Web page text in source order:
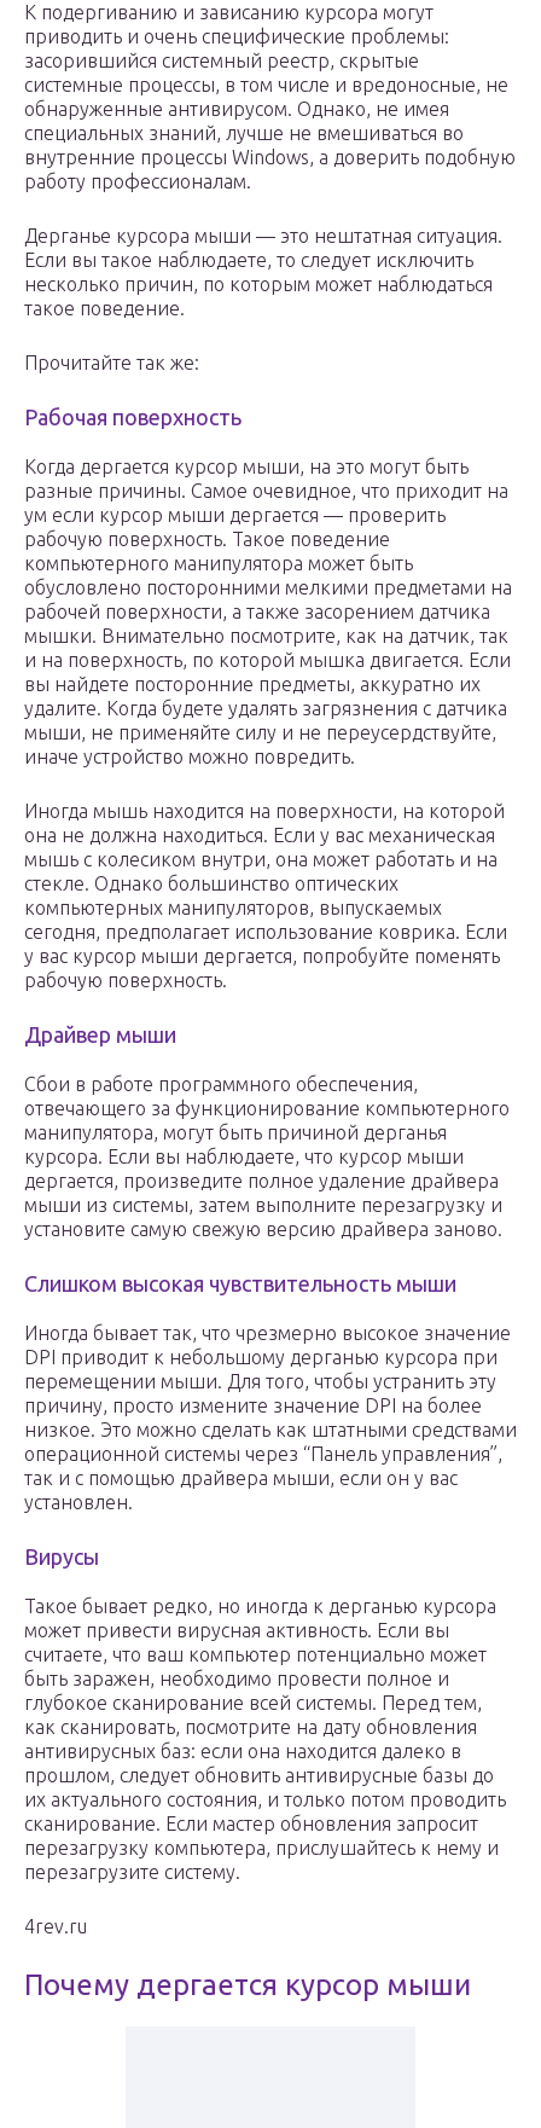
К подергиванию и зависанию курсора могут
приводить и очень специфические проблемы:
засорившийся системный реестр, скрытые
системные процессы, в том числе и вредоносные, не
обнаруженные антивирусом. Однако, не имея
специальных знаний, лучше не вмешиваться во
внутренние процессы Windows, а доверить подобную
работу профессионалам.
Дерганье курсора мыши — это нештатная ситуация.
Если вы такое наблюдаете, то следует исключить
несколько причин, по которым может наблюдаться
такое поведение.
Прочитайте так же:
Рабочая поверхность
Когда дергается курсор мыши, на это могут быть
разные причины. Самое очевидное, что приходит на
ум если курсор мыши дергается — проверить
рабочую поверхность. Такое поведение
компьютерного манипулятора может быть
обусловлено посторонними мелкими предметами на
рабочей поверхности, а также засорением датчика
мышки. Внимательно посмотрите, как на датчик, так
и на поверхность, по которой мышка двигается. Если
вы найдете посторонние предметы, аккуратно их
удалите. Когда будете удалять загрязнения с датчика
мыши, не применяйте силу и не переусердствуйте,
иначе устройство можно повредить.
Иногда мышь находится на поверхности, на которой
она не должна находиться. Если у вас механическая
мышь с колесиком внутри, она может работать и на
стекле. Однако большинство оптических
компьютерных манипуляторов, выпускаемых
сегодня, предполагает использование коврика. Если
у вас курсор мыши дергается, попробуйте поменять
рабочую поверхность.
Драйвер мыши
Сбои в работе программного обеспечения,
отвечающего за функционирование компьютерного
манипулятора, могут быть причиной дерганья
курсора. Если вы наблюдаете, что курсор мыши
дергается, произведите полное удаление драйвера
мыши из системы, затем выполните перезагрузку и
установите самую свежую версию драйвера заново.
Слишком высокая чувствительность мыши
Иногда бывает так, что чрезмерно высокое значение
DPI приводит к небольшому дерганью курсора при
перемещении мыши. Для того, чтобы устранить эту
причину, просто измените значение DPI на более
низкое. Это можно сделать как штатными средствами
операционной системы через “Панель управления”,
так и с помощью драйвера мыши, если он у вас
установлен.
Вирусы
Такое бывает редко, но иногда к дерганью курсора
может привести вирусная активность. Если вы
считаете, что ваш компьютер потенциально может
быть заражен, необходимо провести полное и
глубокое сканирование всей системы. Перед тем,
как сканировать, посмотрите на дату обновления
антивирусных баз: если она находится далеко в
прошлом, следует обновить антивирусные базы до
их актуального состояния, и только потом проводить
сканирование. Если мастер обновления запросит
перезагрузку компьютера, прислушайтесь к нему и
перезагрузите систему.
4rev.ru
Почему дергается курсор мыши